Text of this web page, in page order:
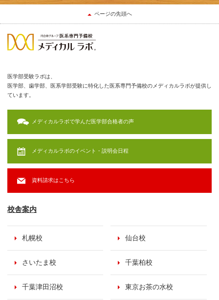
ページの先頭へ
医学部受験ラボは、
医学部、歯学部、医系学部受験に特化した医系専門予備校のメディカルラボが提供し
ています。
メディカルラボで学んだ医学部合格者の声
メディカルラボのイベント・説明会日程
資料請求はこちら
校舎案内
札幌校 仙台校
さいたま校 千葉柏校
千葉津田沼校 東京お茶の水校